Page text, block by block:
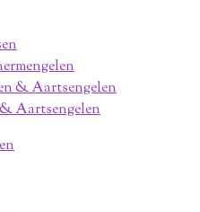
& Aartsengelen
Aartsengelen